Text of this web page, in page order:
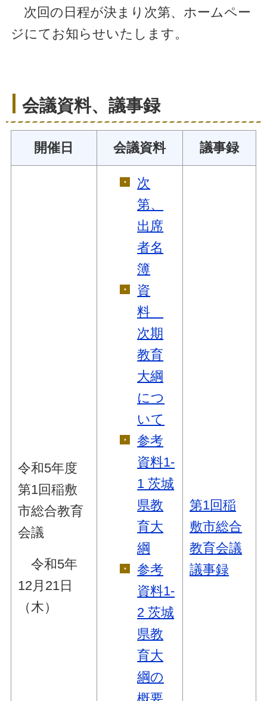
次回の日程が決まり次第、ホームペー
ジにてお知らせいたします。
会議資料、議事録
開催日 会議資料 議事録
令和5年度
第1回稲敷
市総合教育
会議
令和5年
12月21日
（木）
次
第、
出席
者名
簿
資
料
次期
教育
大綱
につ
いて
参考
資料1-
1 茨城
県教
育大
綱
参考
資料1-
2 茨城
県教
育大
綱の
第1回稲
敷市総合
教育会議
議事録